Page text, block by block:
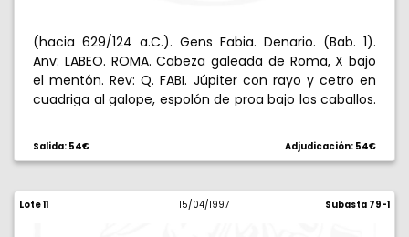
(hacia 629/124 a.C.). Gens Fabia. Denario. (Bab. 1).
Anv: LABEO. ROMA. Cabeza galeada de Roma, X bajo
el mentón. Rev: Q. FABI. Júpiter con rayo y cetro en
cuadriga al galope, espolón de proa bajo los caballos.
Salida: 54€ Adjudicación: 54€
Lote 11 15/04/1997 Subasta 79-1